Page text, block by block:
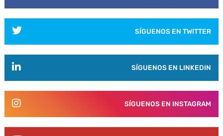
SÍGUENOS EN TWITTER
SÍGUENOS EN LINKEDIN
SÍGUENOS EN INSTAGRAM